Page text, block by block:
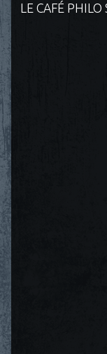
LE CAFÉ PHILO